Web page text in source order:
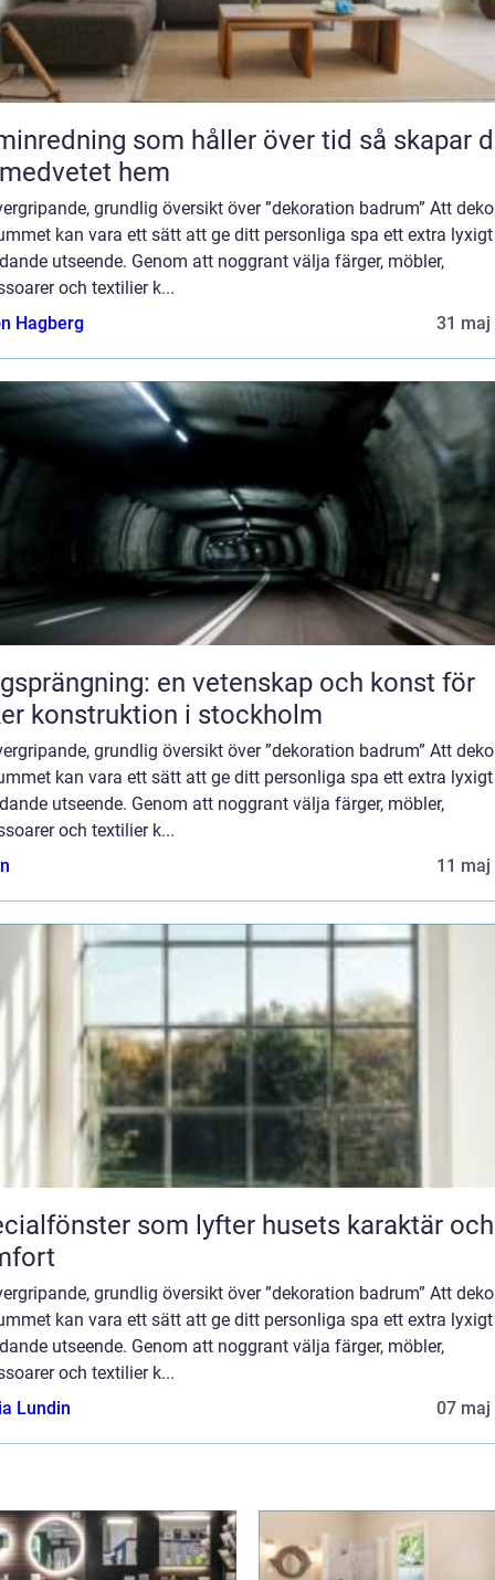
som håller över tid så skapar du
hem
grundlig översikt över ”dekoration badrum” Att
kan vara ett sätt att ge ditt personliga spa ett extra
utseende. Genom att noggrant välja färger, möbler,
och textilier k...
Hagberg
31 maj
en vetenskap och konst för
konstruktion i stockholm
grundlig översikt över ”dekoration badrum” Att
kan vara ett sätt att ge ditt personliga spa ett extra
utseende. Genom att noggrant välja färger, möbler,
och textilier k...
11 maj
som lyfter husets karaktär och
grundlig översikt över ”dekoration badrum” Att
kan vara ett sätt att ge ditt personliga spa ett extra
utseende. Genom att noggrant välja färger, möbler,
och textilier k...
Lundin
07 maj